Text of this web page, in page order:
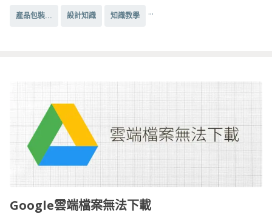
產品包裝... 設計知識 知識教學 ...
Google雲端檔案無法下載